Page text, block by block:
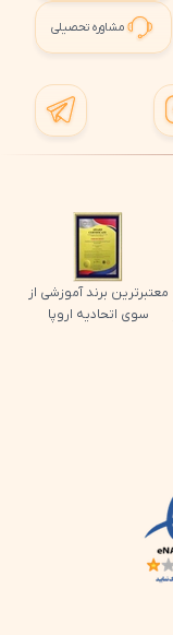
مشاوره تحصیلی
معتبرترین برند آموزشی از
سوی اتحادیه اروپا
اینماد پرش